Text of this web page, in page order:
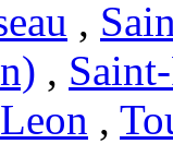
,
,
,